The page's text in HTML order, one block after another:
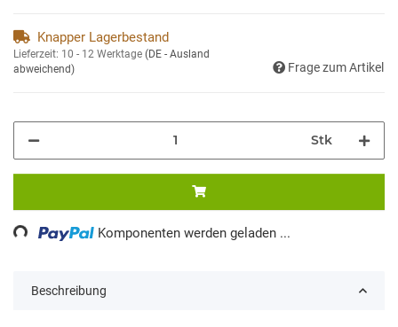
Knapper Lagerbestand
Lieferzeit: 10 - 12 Werktage (DE - Ausland
abweichend)
Frage zum Artikel
Stk
Komponenten werden geladen ...
Beschreibung